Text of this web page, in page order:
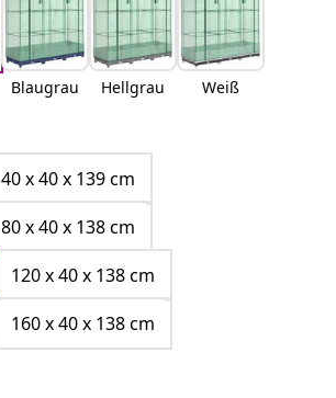
Blaugrau Hellgrau Weiß
40 x 40 x 139 cm
80 x 40 x 138 cm
120 x 40 x 138 cm
160 x 40 x 138 cm